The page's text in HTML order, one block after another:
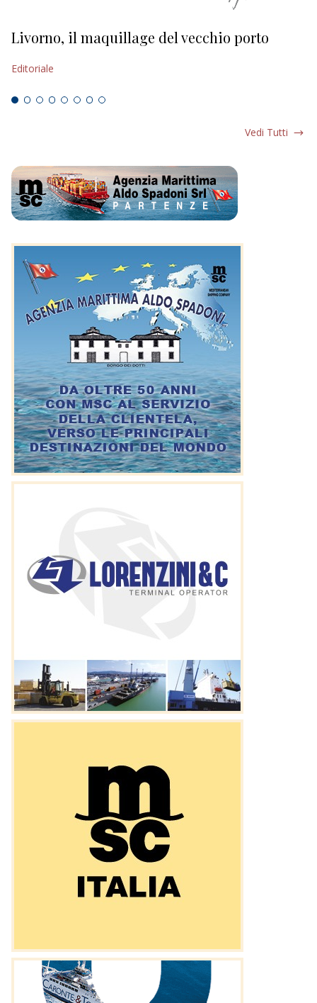
Livorno, il maquillage del vecchio porto
Editoriale
Vedi Tutti